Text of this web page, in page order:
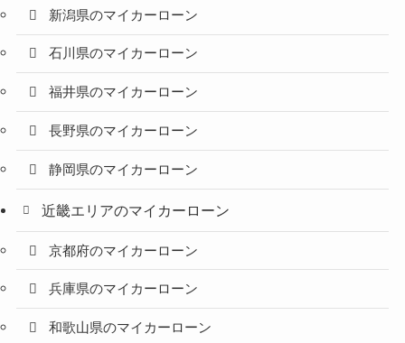
新潟県のマイカーローン
石川県のマイカーローン
福井県のマイカーローン
長野県のマイカーローン
静岡県のマイカーローン
近畿エリアのマイカーローン
京都府のマイカーローン
兵庫県のマイカーローン
和歌山県のマイカーローン